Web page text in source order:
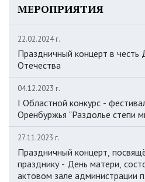
МЕРОПРИЯТИЯ
22.02.2024 г.
Праздничный концерт в честь
Отечества
04.12.2023 г.
I Областной конкурс -
Оренбуржья "Раздолье степи
27.11.2023 г.
Праздничный концерт,
празднику - День матери,
актовом зале администрации